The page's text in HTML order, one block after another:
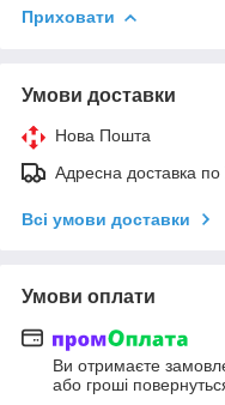
Приховати
Умови доставки
Нова Пошта
Адресна доставка по
Всі умови доставки
Умови оплати
Ви отримаєте
або гроші